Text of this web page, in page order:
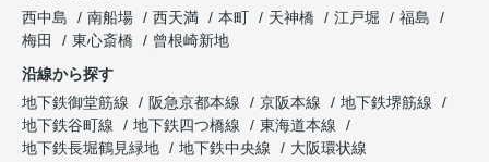
西中島
南船場 西天満 本町 天神橋 江戸堀
福島
梅田
東心斎橋
曾根崎新地
沿線から探す
地下鉄御堂筋線
阪急京都本線 京阪本線
地下鉄堺筋線
地下鉄谷町線
地下鉄四つ橋線
東海道本線
地下鉄長堀鶴見緑地
地下鉄中央線
大阪環状線